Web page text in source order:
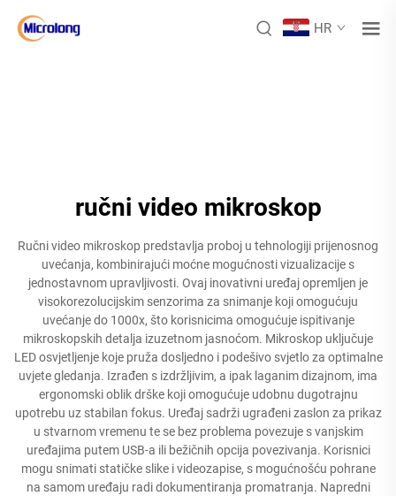
HR
ručni video mikroskop
Ručni video mikroskop predstavlja proboj u tehnologiji prijenosnog
uvećanja, kombinirajući moćne mogućnosti vizualizacije s
jednostavnom upravljivosti. Ovaj inovativni uređaj opremljen je
visokorezolucijskim senzorima za snimanje koji omogućuju
uvećanje do 1000x, što korisnicima omogućuje ispitivanje
mikroskopskih detalja izuzetnom jasnoćom. Mikroskop uključuje
LED osvjetljenje koje pruža dosljedno i podešivo svjetlo za optimalne
uvjete gledanja. Izrađen s izdržljivim, a ipak laganim dizajnom, ima
ergonomski oblik drške koji omogućuje udobnu dugotrajnu
upotrebu uz stabilan fokus. Uređaj sadrži ugrađeni zaslon za prikaz
u stvarnom vremenu te se bez problema povezuje s vanjskim
uređajima putem USB-a ili bežičnih opcija povezivanja. Korisnici
mogu snimati statičke slike i videozapise, s mogućnošću pohrane
na samom uređaju radi dokumentiranja promatranja. Napredni